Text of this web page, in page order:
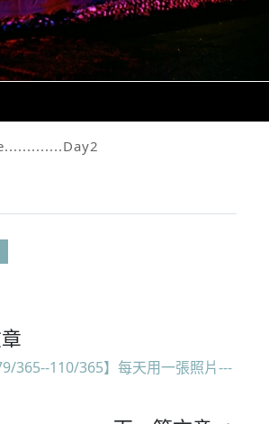
365--110/365】每天用一張照片---